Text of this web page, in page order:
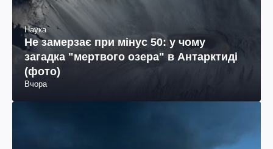
Наука
Не замерзає при мінус 50: у чому
загадка "мертвого озера" в Антарктиді
(фото)
Вчора